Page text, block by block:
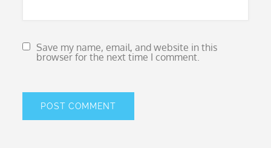
Save my name, email, and website in this
browser for the next time I comment.